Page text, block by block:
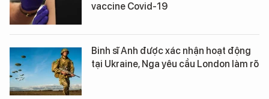
vaccine Covid-19
Binh sĩ Anh được xác nhận hoạt động
tại Ukraine, Nga yêu cầu London làm rõ